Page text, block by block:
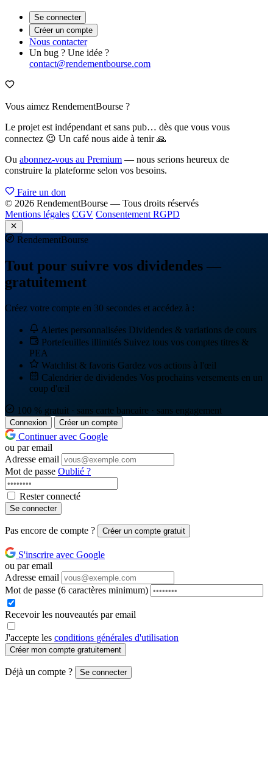
Se connecter
Créer un compte
Nous contacter
Un bug ? Une idée ?
contact@rendementbourse.com
Vous aimez RendementBourse ?
Le projet est indépendant et sans pub… dès que vous vous
connectez 😉 Un café nous aide à tenir 🙏
Ou abonnez-vous au Premium — nous serions heureux de
construire la plateforme selon vos besoins.
Faire un don
© 2026 RendementBourse — Tous droits réservés
Mentions légales CGV Consentement RGPD
RendementBourse
Tout pour suivre vos dividendes —
gratuitement
Créez votre compte en 30 secondes et accédez à :
Alertes personnalisées Dividendes & variations de cours
Portefeuilles illimités Suivez tous vos comptes titres &
PEA
Watchlist & favoris Gardez vos actions à l'œil
Calendrier de dividendes Vos prochains versements en un
coup d'œil
100 % gratuit · sans carte bancaire · sans engagement
Connexion Créer un compte
Continuer avec Google
ou par email
Adresse email
Mot de passe Oublié ?
Rester connecté
Se connecter
Pas encore de compte ? Créer un compte gratuit
S'inscrire avec Google
ou par email
Adresse email
Mot de passe (6 caractères minimum)
Recevoir les nouveautés par email
J'accepte les conditions générales d'utilisation
Créer mon compte gratuitement
Déjà un compte ? Se connecter